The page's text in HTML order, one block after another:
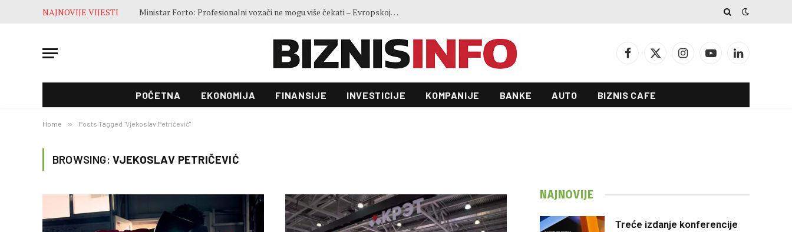
NAJNOVIJE VIJESTI Ministar Forto: Profesionalni vozači ne mogu više čekati – Evropskoj komisiji ponudili smo provodivo rješenje
Facebook
X
InstagramYouTubeLinkedIn
POČETNA EKONOMIJA FINANSIJE INVESTICIJE KOMPANIJE BANKE AUTO BIZNIS CAFE
Home » Posts Tagged "Vjekoslav Petričević"
BROWSING: VJEKOSLAV PETRIČEVIĆ
NAJNOVIJE
Treće izdanje konferencije